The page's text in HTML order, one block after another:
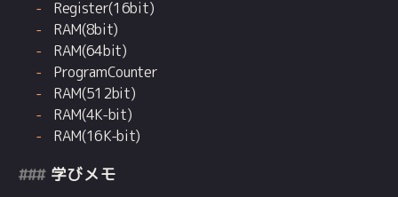
Register(16bit)
RAM(8bit)
RAM(64bit)
ProgramCounter
RAM(512bit)
RAM(4K-bit)
RAM(16K-bit)
学びメモ